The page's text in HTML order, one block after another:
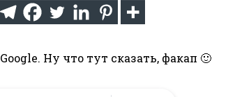
Google. Ну что тут сказать, факап 🙂